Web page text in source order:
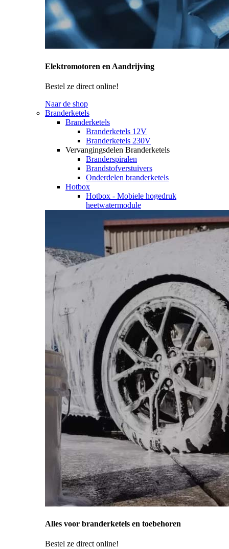
Elektromotoren en Aandrijving
Bestel ze direct online!
Naar de shop
Branderketels
Branderketels
Branderketels 12V
Branderketels 230V
Vervangingsdelen Branderketels
Branderspiralen
Brandstofverstuivers
Onderdelen branderketels
Hotbox
Hotbox - Mobiele hogedruk
heetwatermodule
Alles voor branderketels en toebehoren
Bestel ze direct online!